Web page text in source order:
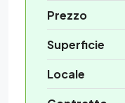
Prezzo
Superficie
Locale